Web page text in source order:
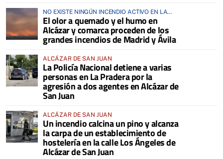
NO EXISTE NINGÚN INCENDIO ACTIVO EN LA
COMARCA
El olor a quemado y el humo en
Alcázar y comarca proceden de los
grandes incendios de Madrid y Ávila
ALCÁZAR DE SAN JUAN
La Policía Nacional detiene a varias
personas en La Pradera por la
agresión a dos agentes en Alcázar de
San Juan
ALCÁZAR DE SAN JUAN
Un incendio calcina un pino y alcanza
la carpa de un establecimiento de
hostelería en la calle Los Ángeles de
Alcázar de San Juan